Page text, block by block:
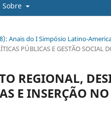
Sobre
Anais do I Simpósio Latino-
PÚBLICAS E GESTÃO SOCIAL
REGIONAL,
E INSERÇÃO